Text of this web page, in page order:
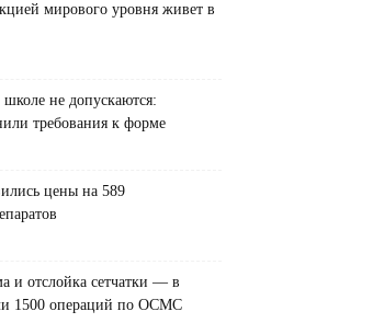
мирового уровня живет в
не допускаются:
требования к форме
цены на 589
и отслойка сетчатки — в
1500 операций по ОСМС